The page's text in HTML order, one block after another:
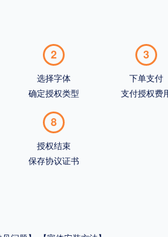
2
选择字体
确定授权类型
3
下单支付
支付授权费
8
授权结束
保存协议证书